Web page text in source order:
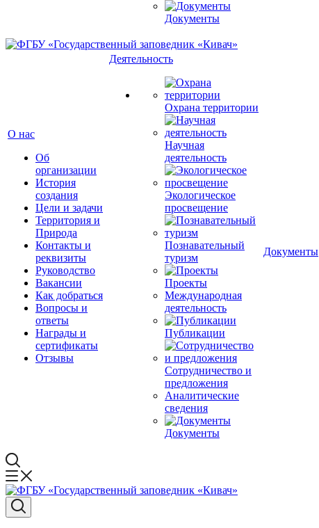
Документы
О нас
Об
организации
История
создания
Цели и задачи
Территория и
Природа
Контакты и
реквизиты
Руководство
Вакансии
Как добраться
Вопросы и
ответы
Награды и
сертификаты
Отзывы
Деятельность
Охрана территории
Научная
деятельность
Экологическое
просвещение
Познавательный
туризм
Проекты
Международная
деятельность
Публикации
Сотрудничество и
предложения
Аналитические
сведения
Документы
Документы